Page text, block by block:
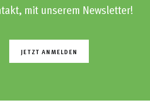
mit unserem Newsletter!
JETZT ANMELDEN